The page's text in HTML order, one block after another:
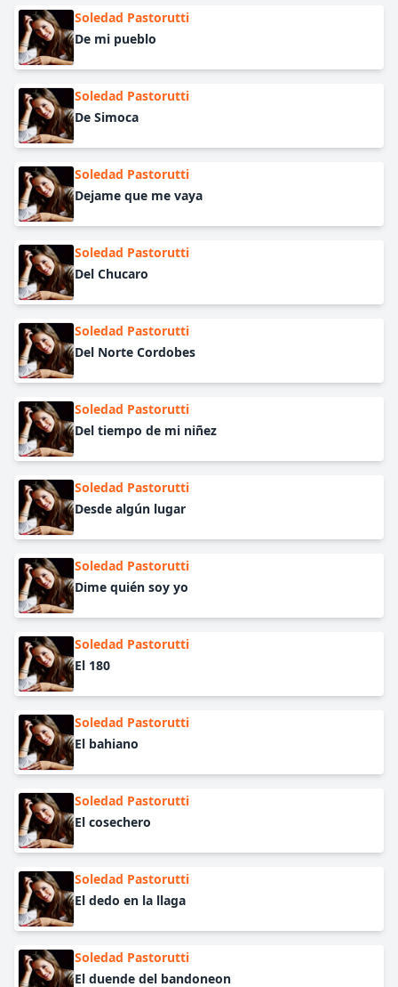
Soledad Pastorutti
De mi pueblo
Soledad Pastorutti
De Simoca
Soledad Pastorutti
Dejame que me vaya
Soledad Pastorutti
Del Chucaro
Soledad Pastorutti
Del Norte Cordobes
Soledad Pastorutti
Del tiempo de mi niñez
Soledad Pastorutti
Desde algún lugar
Soledad Pastorutti
Dime quién soy yo
Soledad Pastorutti
El 180
Soledad Pastorutti
El bahiano
Soledad Pastorutti
El cosechero
Soledad Pastorutti
El dedo en la llaga
Soledad Pastorutti
El duende del bandoneon